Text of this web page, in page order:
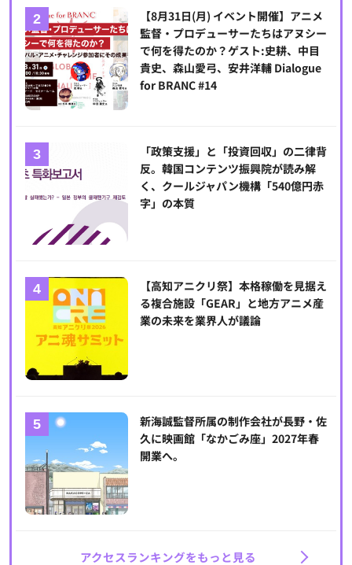
【8月31日(月) イベント開催】アニメ
監督・プロデューサーたちはアヌシー
で何を得たのか？ゲスト:史耕、中目
貴史、森山愛弓、安井洋輔 Dialogue
for BRANC #14
「政策支援」と「投資回収」の二律背
反。韓国コンテンツ振興院が読み解
く、クールジャパン機構「540億円赤
字」の本質
【高知アニクリ祭】本格稼働を見据え
る複合施設「GEAR」と地方アニメ産
業の未来を業界人が議論
新海誠監督所属の制作会社が長野・佐
久に映画館「なかごみ座」2027年春
開業へ。
アクセスランキングをもっと見る